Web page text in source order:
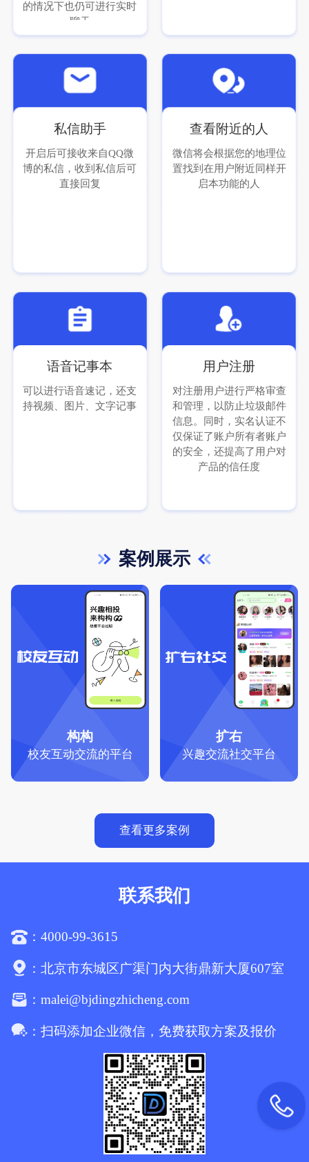
的情况下也仍可进行实时
聊天
私信助手
开启后可接收来自QQ微
博的私信，收到私信后可
直接回复
查看附近的人
微信将会根据您的地理位
置找到在用户附近同样开
启本功能的人
语音记事本
可以进行语音速记，还支
持视频、图片、文字记事
用户注册
对注册用户进行严格审查
和管理，以防止垃圾邮件
信息。同时，实名认证不
仅保证了账户所有者账户
的安全，还提高了用户对
产品的信任度
案例展示
构构
校友互动交流的平台
扩右
兴趣交流社交平台
查看更多案例
联系我们
：4000-99-3615
：北京市东城区广渠门内大街鼎新大厦607室
：malei@bjdingzhicheng.com
：扫码添加企业微信，免费获取方案及报价